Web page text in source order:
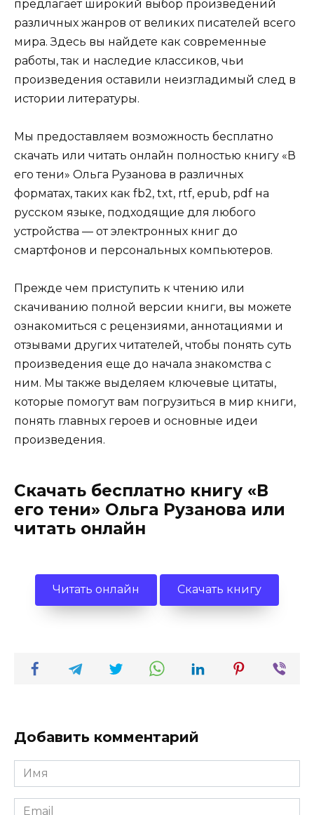
предлагает широкий выбор произведений
различных жанров от великих писателей всего
мира. Здесь вы найдете как современные
работы, так и наследие классиков, чьи
произведения оставили неизгладимый след в
истории литературы.
Мы предоставляем возможность бесплатно
скачать или читать онлайн полностью книгу «В
его тени» Ольга Рузанова в различных
форматах, таких как fb2, txt, rtf, epub, pdf на
русском языке, подходящие для любого
устройства — от электронных книг до
смартфонов и персональных компьютеров.
Прежде чем приступить к чтению или
скачиванию полной версии книги, вы можете
ознакомиться с рецензиями, аннотациями и
отзывами других читателей, чтобы понять суть
произведения еще до начала знакомства с
ним. Мы также выделяем ключевые цитаты,
которые помогут вам погрузиться в мир книги,
понять главных героев и основные идеи
произведения.
Скачать бесплатно книгу «В
его тени» Ольга Рузанова или
читать онлайн
Читать онлайн Скачать книгу
Добавить комментарий
Имя
*
Email